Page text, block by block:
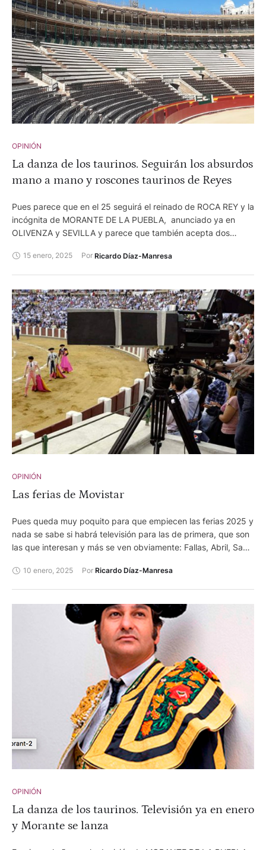
OPINIÓN
La danza de los taurinos. Seguirán los absurdos
mano a mano y roscones taurinos de Reyes
Pues parece que en el 25 seguirá el reinado de ROCA REY y la
incógnita de MORANTE DE LA PUEBLA, anunciado ya en
OLIVENZA y SEVILLA y parece que también acepta dos
anunciarse y otra cumplir el compromiso. Ya hemos visto lo
rival que se vea venir.
15 enero, 2025 Por Ricardo Díaz-Manresa
OPINIÓN
Las ferias de Movistar
Pues queda muy poquito para que empiecen las ferias 2025 y
nada se sabe si habrá televisión para las de primera, que son
las que interesan y más se ven obviamente: Fallas, Abril, San
10 enero, 2025 Por Ricardo Díaz-Manresa
OPINIÓN
La danza de los taurinos. Televisión ya en enero
y Morante se lanza